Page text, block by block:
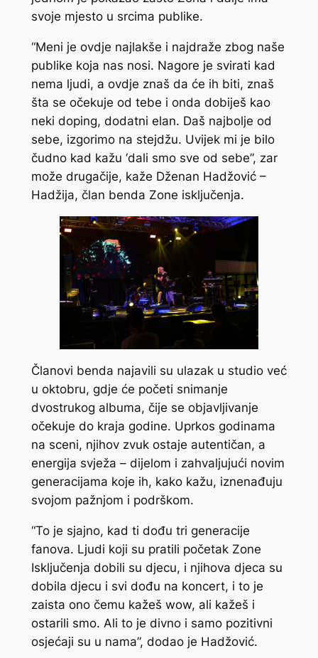
svoje mjesto u srcima publike.
“Meni je ovdje najlakše i najdraže zbog naše
publike koja nas nosi. Nagore je svirati kad
nema ljudi, a ovdje znaš da će ih biti, znaš
šta se očekuje od tebe i onda dobiješ kao
neki doping, dodatni elan. Daš najbolje od
sebe, izgorimo na stejdžu. Uvijek mi je bilo
čudno kad kažu ‘dali smo sve od sebe”, zar
može drugačije, kaže Dženan Hadžović –
Hadžija, član benda Zone isključenja.
Članovi benda najavili su ulazak u studio već
u oktobru, gdje će početi snimanje
dvostrukog albuma, čije se objavljivanje
očekuje do kraja godine. Uprkos godinama
na sceni, njihov zvuk ostaje autentičan, a
energija svježa – dijelom i zahvaljujući novim
generacijama koje ih, kako kažu, iznenađuju
svojom pažnjom i podrškom.
“To je sjajno, kad ti dođu tri generacije
fanova. Ljudi koji su pratili početak Zone
Isključenja dobili su djecu, i njihova djeca su
dobila djecu i svi dođu na koncert, i to je
zaista ono čemu kažeš wow, ali kažeš i
ostarili smo. Ali to je divno i samo pozitivni
osjećaji su u nama”, dodao je Hadžović.